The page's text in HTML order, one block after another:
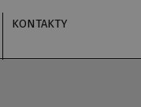
KONTAKTY